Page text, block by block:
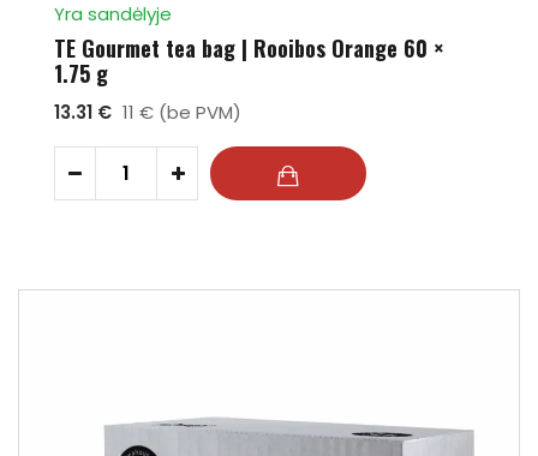
Yra sandėlyje
TE Gourmet tea bag | Rooibos Orange 60 ×
1.75 g
13.31 € 11 € (be PVM)
- +